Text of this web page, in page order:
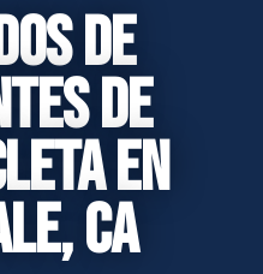
de
de
en
CA